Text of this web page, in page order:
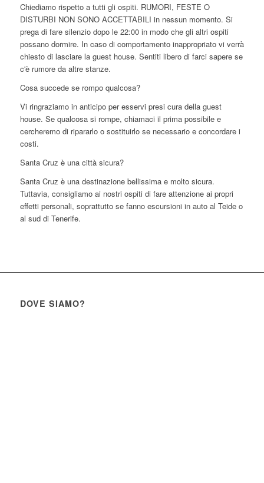
Chiediamo rispetto a tutti gli ospiti. RUMORI, FESTE O
DISTURBI NON SONO ACCETTABILI in nessun momento. Si
prega di fare silenzio dopo le 22:00 in modo che gli altri ospiti
possano dormire. In caso di comportamento inappropriato vi verrà
chiesto di lasciare la guest house. Sentiti libero di farci sapere se
c'è rumore da altre stanze.
Cosa succede se rompo qualcosa?
Vi ringraziamo in anticipo per esservi presi cura della guest
house. Se qualcosa si rompe, chiamaci il prima possibile e
cercheremo di ripararlo o sostituirlo se necessario e concordare i
costi.
Santa Cruz è una città sicura?
Santa Cruz è una destinazione bellissima e molto sicura.
Tuttavia, consigliamo ai nostri ospiti di fare attenzione ai propri
effetti personali, soprattutto se fanno escursioni in auto al Teide o
al sud di Tenerife.
DOVE SIAMO?